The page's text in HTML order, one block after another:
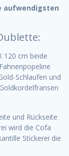
aufwendigsten
120 cm beide
Schlaufen und
und Rückseite
wird die Cofa
Stickerei die